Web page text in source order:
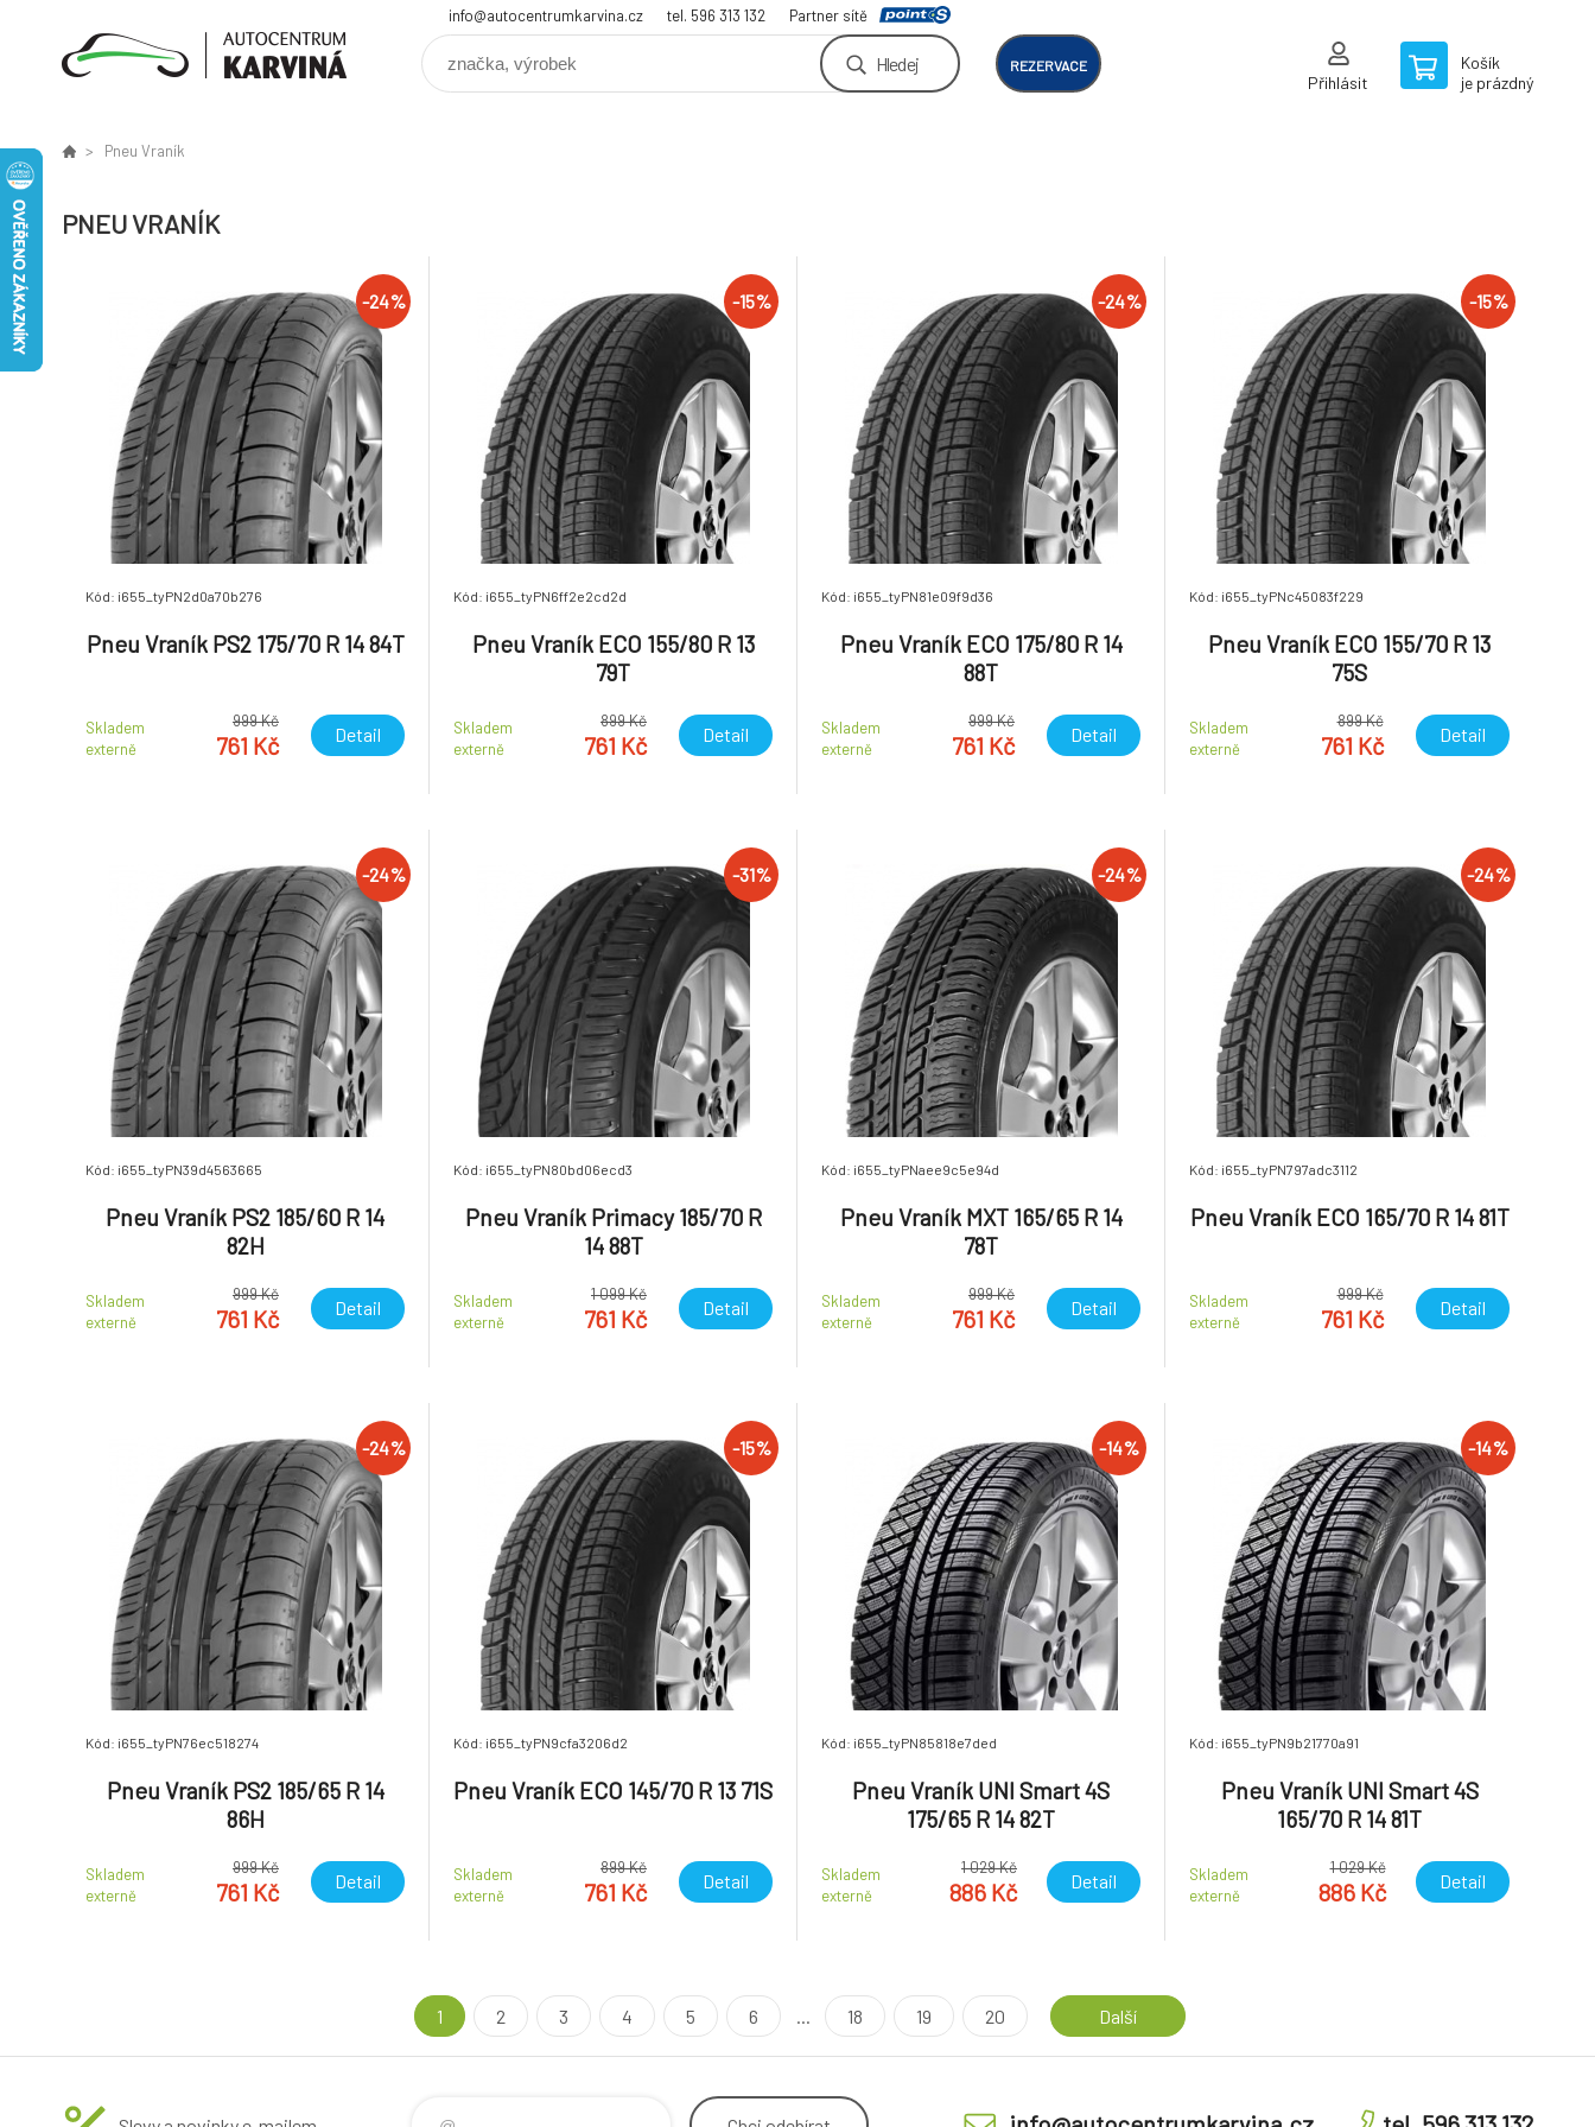
info@autocentrumkarvina.cz tel. 596 313 132 Partner sítě
Hledej REZERVACE
Přihlásit
Košík
je prázdný
Pneu Vraník
PNEU VRANÍK
-24%
Kód: i655_tyPN2d0a70b276
Pneu Vraník PS2 175/70 R 14 84T
Skladem
externě
999 Kč
761 Kč Detail
-15%
Kód: i655_tyPN6ff2e2cd2d
Pneu Vraník ECO 155/80 R 13
79T
Skladem
externě
899 Kč
761 Kč Detail
-24%
Kód: i655_tyPN81e09f9d36
Pneu Vraník ECO 175/80 R 14
88T
Skladem
externě
999 Kč
761 Kč Detail
-15%
Kód: i655_tyPNc45083f229
Pneu Vraník ECO 155/70 R 13
75S
Skladem
externě
899 Kč
761 Kč Detail
-24%
Kód: i655_tyPN39d4563665
Pneu Vraník PS2 185/60 R 14
82H
Skladem
externě
999 Kč
761 Kč Detail
-31%
Kód: i655_tyPN80bd06ecd3
Pneu Vraník Primacy 185/70 R
14 88T
Skladem
externě
1 099 Kč
761 Kč Detail
-24%
Kód: i655_tyPNaee9c5e94d
Pneu Vraník MXT 165/65 R 14
78T
Skladem
externě
999 Kč
761 Kč Detail
-24%
Kód: i655_tyPN797adc3112
Pneu Vraník ECO 165/70 R 14 81T
Skladem
externě
999 Kč
761 Kč Detail
-24%
Kód: i655_tyPN76ec518274
Pneu Vraník PS2 185/65 R 14
86H
Skladem
externě
999 Kč
761 Kč Detail
-15%
Kód: i655_tyPN9cfa3206d2
Pneu Vraník ECO 145/70 R 13 71S
Skladem
externě
899 Kč
761 Kč Detail
-14%
Kód: i655_tyPN85818e7ded
Pneu Vraník UNI Smart 4S
175/65 R 14 82T
Skladem
externě
1 029 Kč
886 Kč Detail
-14%
Kód: i655_tyPN9b21770a91
Pneu Vraník UNI Smart 4S
165/70 R 14 81T
Skladem
externě
1 029 Kč
886 Kč Detail
1 2 3 4 5 6 ... 18 19 20 Další